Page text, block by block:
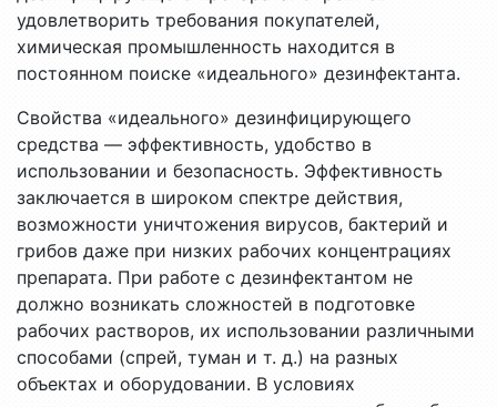
удовлетворить требования покупателей,
химическая промышленность находится в
постоянном поиске «идеального» дезинфектанта.
Свойства «идеального» дезинфицирующего
средства — эффективность, удобство в
использовании и безопасность. Эффективность
заключается в широком спектре действия,
возможности уничтожения вирусов, бактерий и
грибов даже при низких рабочих концентрациях
препарата. При работе с дезинфектантом не
должно возникать сложностей в подготовке
рабочих растворов, их использовании различными
способами (спрей, туман и т. д.) на разных
объектах и оборудовании. В условиях